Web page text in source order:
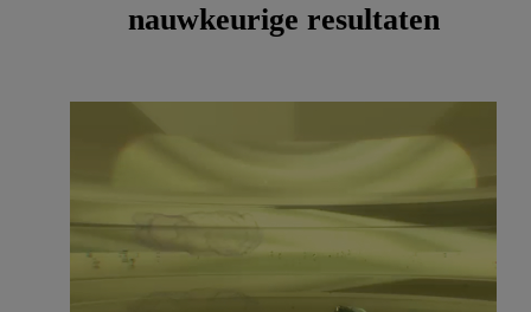
nauwkeurige resultaten